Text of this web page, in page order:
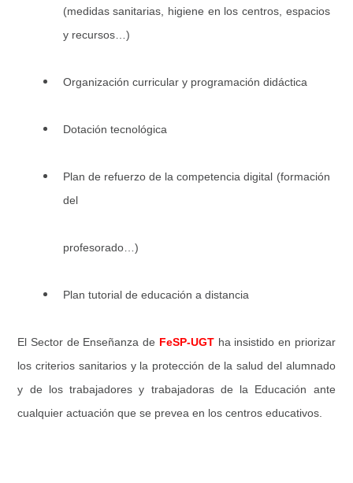
(medidas sanitarias, higiene en los centros, espacios
y recursos…)
Organización curricular y programación didáctica
Dotación tecnológica
Plan de refuerzo de la competencia digital (formación
del
profesorado…)
Plan tutorial de educación a distancia
El Sector de Enseñanza de FeSP-UGTha insistido en priorizar
los criterios sanitarios y la protección de la salud del alumnado
y de los trabajadores y trabajadoras de la Educación ante
cualquier actuación que se prevea en los centros educativos.